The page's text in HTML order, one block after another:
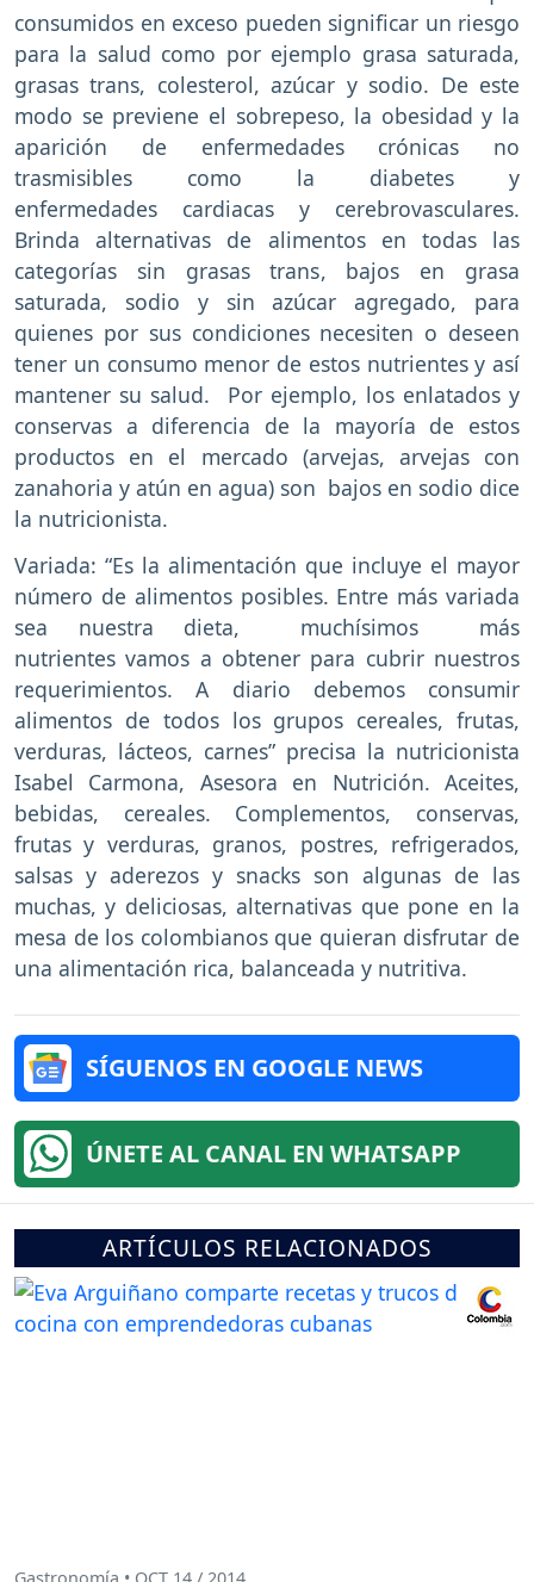
consumidos en exceso pueden significar un riesgo
para la salud como por ejemplo grasa saturada,
grasas trans, colesterol, azúcar y sodio. De este
modo se previene el sobrepeso, la obesidad y la
aparición de enfermedades crónicas no
trasmisibles como la diabetes y
enfermedades cardiacas y cerebrovasculares.
Brinda alternativas de alimentos en todas las
categorías sin grasas trans, bajos en grasa
saturada, sodio y sin azúcar agregado, para
quienes por sus condiciones necesiten o deseen
tener un consumo menor de estos nutrientes y así
mantener su salud. Por ejemplo, los enlatados y
conservas a diferencia de la mayoría de estos
productos en el mercado (arvejas, arvejas con
zanahoria y atún en agua) son bajos en sodio dice
la nutricionista.
Variada: “Es la alimentación que incluye el mayor
número de alimentos posibles. Entre más variada
sea nuestra dieta, muchísimos más
nutrientes vamos a obtener para cubrir nuestros
requerimientos. A diario debemos consumir
alimentos de todos los grupos cereales, frutas,
verduras, lácteos, carnes” precisa la nutricionista
Isabel Carmona, Asesora en Nutrición. Aceites,
bebidas, cereales. Complementos, conservas,
frutas y verduras, granos, postres, refrigerados,
salsas y aderezos y snacks son algunas de las
muchas, y deliciosas, alternativas que pone en la
mesa de los colombianos que quieran disfrutar de
una alimentación rica, balanceada y nutritiva.
SÍGUENOS EN GOOGLE NEWS
ÚNETE AL CANAL EN WHATSAPP
ARTÍCULOS RELACIONADOS